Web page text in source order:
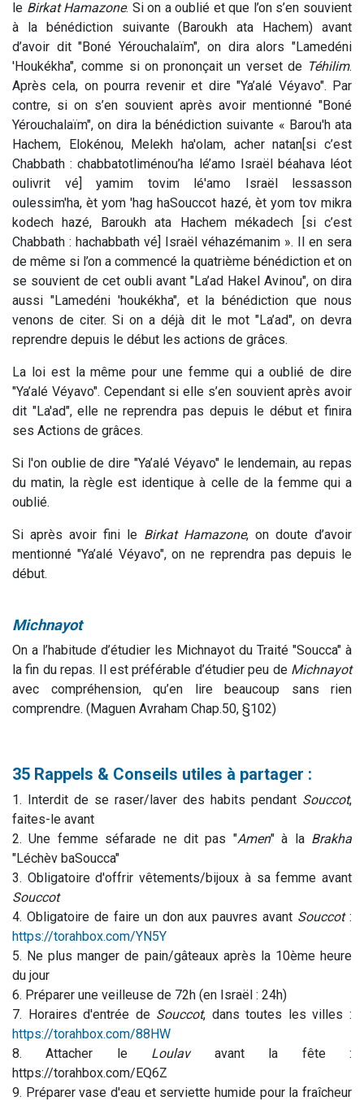
le Birkat Hamazone. Si on a oublié et que l’on s’en souvient
à la bénédiction suivante (Baroukh ata Hachem) avant
d’avoir dit "Boné Yérouchalaïm", on dira alors "Lamedéni
'Houkékha", comme si on prononçait un verset de Téhilim.
Après cela, on pourra revenir et dire "Ya’alé Véyavo". Par
contre, si on s’en souvient après avoir mentionné "Boné
Yérouchalaïm", on dira la bénédiction suivante « Barou'h ata
Hachem, Elokénou, Melekh ha'olam, acher natan[si c’est
Chabbath : chabbatotliménou’ha lé’amo Israël béahava léot
oulivrit vé] yamim tovim lé'amo Israël lessasson
oulessim'ha, èt yom 'hag haSouccot hazé, èt yom tov mikra
kodech hazé, Baroukh ata Hachem mékadech [si c’est
Chabbath : hachabbath vé] Israël véhazémanim ». Il en sera
de même si l’on a commencé la quatrième bénédiction et on
se souvient de cet oubli avant "La’ad Hakel Avinou", on dira
aussi "Lamedéni 'houkékha", et la bénédiction que nous
venons de citer. Si on a déjà dit le mot "La’ad", on devra
reprendre depuis le début les actions de grâces.
La loi est la même pour une femme qui a oublié de dire
"Ya’alé Véyavo". Cependant si elle s’en souvient après avoir
dit "La'ad", elle ne reprendra pas depuis le début et finira
ses Actions de grâces.
Si l'on oublie de dire "Ya’alé Véyavo" le lendemain, au repas
du matin, la règle est identique à celle de la femme qui a
oublié.
Si après avoir fini le Birkat Hamazone, on doute d’avoir
mentionné "Ya’alé Véyavo", on ne reprendra pas depuis le
début.
Michnayot
On a l’habitude d’étudier les Michnayot du Traité "Soucca" à
la fin du repas. Il est préférable d’étudier peu de Michnayot
avec compréhension, qu’en lire beaucoup sans rien
comprendre. (Maguen Avraham Chap.50, §102)
35 Rappels & Conseils utiles à partager :
1. Interdit de se raser/laver des habits pendant Souccot,
faites-le avant
2. Une femme séfarade ne dit pas "Amen" à la Brakha
"Léchèv baSoucca"
3. Obligatoire d'offrir vêtements/bijoux à sa femme avant
Souccot
4. Obligatoire de faire un don aux pauvres avant Souccot:
https://torahbox.com/YN5Y
5. Ne plus manger de pain/gâteaux après la 10ème heure
du jour
6. Préparer une veilleuse de 72h (en Israël : 24h)
7. Horaires d'entrée de Souccot, dans toutes les villes :
https://torahbox.com/88HW
8. Attacher le Loulavavant la fête :
https://torahbox.com/EQ6Z
9. Préparer vase d'eau et serviette humide pour la fraîcheur